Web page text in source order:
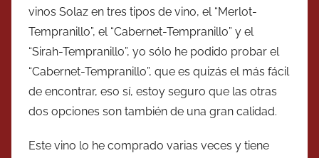
vinos Solaz en tres tipos de vino, el “Merlot-
Tempranillo”, el “Cabernet-Tempranillo” y el
“Sirah-Tempranillo”, yo sólo he podido probar el
“Cabernet-Tempranillo”, que es quizás el más fácil
de encontrar, eso sí, estoy seguro que las otras
dos opciones son también de una gran calidad.
Este vino lo he comprado varias veces y tiene